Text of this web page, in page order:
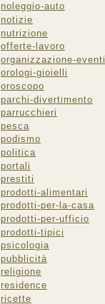
noleggio-auto
notizie
nutrizione
offerte-lavoro
organizzazione-eventi
orologi-gioielli
oroscopo
parchi-divertimento
parrucchieri
pesca
podismo
politica
portali
prestiti
prodotti-alimentari
prodotti-per-la-casa
prodotti-per-ufficio
prodotti-tipici
psicologia
pubblicità
religione
residence
ricette